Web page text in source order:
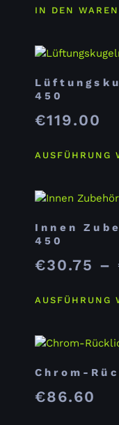
IN DEN
450
€119.00
AUSFÜHRUNG
Innen
450
€30.75 –
AUSFÜHRUNG
Chrom-
€86.60